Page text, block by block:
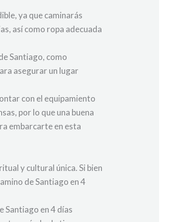
ya que caminarás
así como ropa adecuada
Santiago, como
asegurar un lugar
con el equipamiento
por lo que una buena
embarcarte en esta
y cultural única. Si bien
de Santiago en 4
Santiago en 4 días